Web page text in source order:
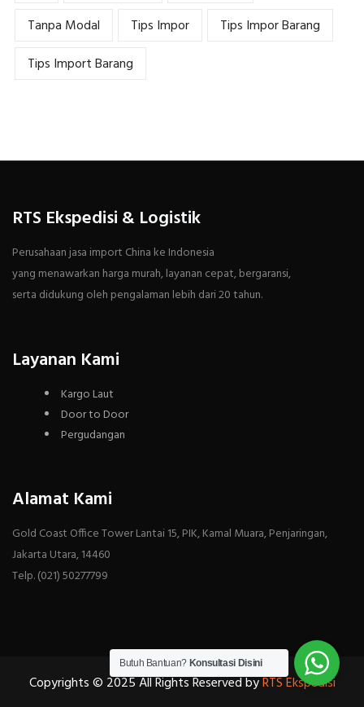
Tanpa Modal
Tips Impor
Tips Impor Barang
Tips Import Barang
RTS Ekspedisi & Logistik
Perusahaan jasa import China ke Indonesia
yang menawarkan harga murah, layanan cepat, bergaransi,
serta didukung oleh pengalaman lebih dari 20 tahun.
Layanan Kami
Kargo Laut
Door to Door
Pergudangan
Alamat Kami
Gold Coast Office Tower Lantai 15, PIK, Kamal Muara, Penjaringan,
Jakarta Utara, 14460
Telp. (021) 50277799
Copyrights © 2025 All Rights Reserved byRTS Ekspedisi
Butuh Bantuan? Konsultasi Disini